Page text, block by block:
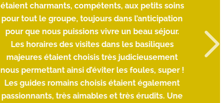
étaient charmants, compétents, aux petits soins
pour tout le groupe, toujours dans l’anticipation
pour que nous puissions vivre un beau séjour.
Les horaires des visites dans les basiliques
majeures étaient choisis très judicieusement
nous permettant ainsi d’éviter les foules, super !
Les guides romains choisis étaient également
passionnants, très aimables et très érudits. Une